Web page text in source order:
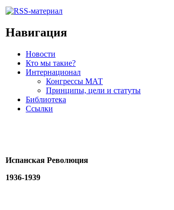
Навигация
Новости
Кто мы такие?
Интернационал
Конгрессы МАТ
Принципы, цели и статуты
Библиотека
Ссылки
Испанская Революция
1936-1939